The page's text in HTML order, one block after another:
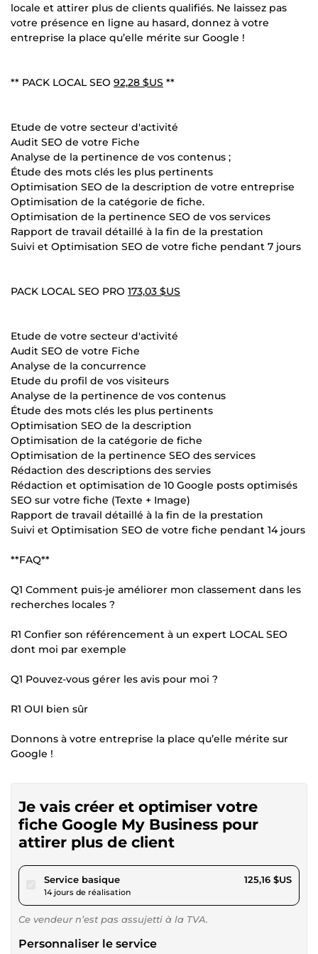
locale et attirer plus de clients qualifiés. Ne laissez pas
votre présence en ligne au hasard, donnez à votre
entreprise la place qu’elle mérite sur Google !
** PACK LOCAL SEO 92,28 $US **
Etude de votre secteur d'activité
Audit SEO de votre Fiche
Analyse de la pertinence de vos contenus ;
Étude des mots clés les plus pertinents
Optimisation SEO de la description de votre entreprise
Optimisation de la catégorie de fiche.
Optimisation de la pertinence SEO de vos services
Rapport de travail détaillé à la fin de la prestation
Suivi et Optimisation SEO de votre fiche pendant 7 jours
PACK LOCAL SEO PRO 173,03 $US
Etude de votre secteur d'activité
Audit SEO de votre Fiche
Analyse de la concurrence
Etude du profil de vos visiteurs
Analyse de la pertinence de vos contenus
Étude des mots clés les plus pertinents
Optimisation SEO de la description
Optimisation de la catégorie de fiche
Optimisation de la pertinence SEO des services
Rédaction des descriptions des servies
Rédaction et optimisation de 10 Google posts optimisés
SEO sur votre fiche (Texte + Image)
Rapport de travail détaillé à la fin de la prestation
Suivi et Optimisation SEO de votre fiche pendant 14 jours
**FAQ**
Q1 Comment puis-je améliorer mon classement dans les
recherches locales ?
R1 Confier son référencement à un expert LOCAL SEO
dont moi par exemple
Q1 Pouvez-vous gérer les avis pour moi ?
R1 OUI bien sûr
Donnons à votre entreprise la place qu’elle mérite sur
Google !
Je vais créer et optimiser votre
fiche Google My Business pour
attirer plus de client
Service basiquepour 115,35 $US
14 jours de réalisation
125,16 $US
Ce vendeur n’est pas assujetti à la TVA.
Personnaliser le service